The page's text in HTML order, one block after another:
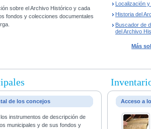
sobre el Archivo Histórico y cada
fondos y colecciones documentales
Localización
Historia del
Buscador de
del Archivo
Más
de los concejos
instrumentos de descripción de
municipales y de sus fondos y
Acceso a